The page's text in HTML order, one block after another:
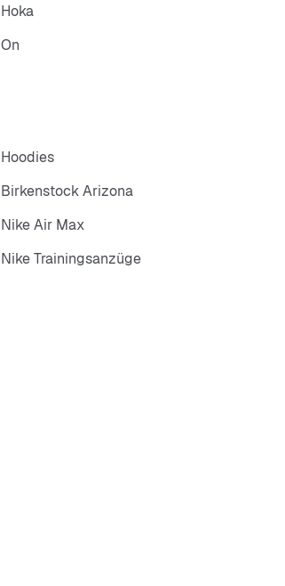
Hoka
On
Hoodies
Birkenstock Arizona
Nike Air Max
Nike Trainingsanzüge